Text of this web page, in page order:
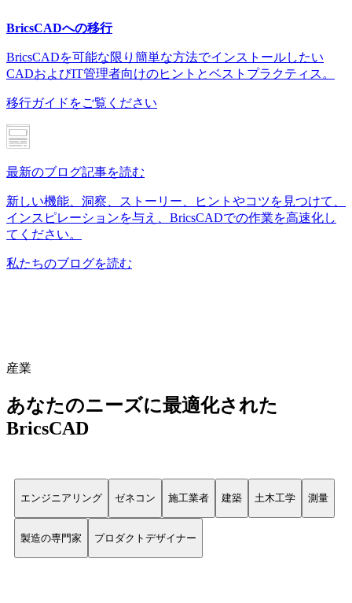
BricsCADへの移行
BricsCADを可能な限り簡単な方法でインストールしたい
CADおよびIT管理者向けのヒントとベストプラクティス。
移行ガイドをご覧ください
最新のブログ記事を読む
新しい機能、洞察、ストーリー、ヒントやコツを見つけて、
インスピレーションを与え、BricsCADでの作業を高速化し
てください。
私たちのブログを読む
産業
あなたのニーズに最適化された
BricsCAD
エンジニアリング ゼネコン 施工業者 建築 土木工学 測量
製造の専門家 プロダクトデザイナー